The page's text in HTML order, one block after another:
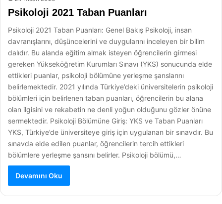
Psikoloji 2021 Taban Puanları
Psikoloji 2021 Taban Puanları: Genel Bakış Psikoloji, insan
davranışlarını, düşüncelerini ve duygularını inceleyen bir bilim
dalıdır. Bu alanda eğitim almak isteyen öğrencilerin girmesi
gereken Yükseköğretim Kurumları Sınavı (YKS) sonucunda elde
ettikleri puanlar, psikoloji bölümüne yerleşme şanslarını
belirlemektedir. 2021 yılında Türkiye’deki üniversitelerin psikoloji
bölümleri için belirlenen taban puanları, öğrencilerin bu alana
olan ilgisini ve rekabetin ne denli yoğun olduğunu gözler önüne
sermektedir. Psikoloji Bölümüne Giriş: YKS ve Taban Puanları
YKS, Türkiye’de üniversiteye giriş için uygulanan bir sınavdır. Bu
sınavda elde edilen puanlar, öğrencilerin tercih ettikleri
bölümlere yerleşme şansını belirler. Psikoloji bölümü,…
Devamını Oku